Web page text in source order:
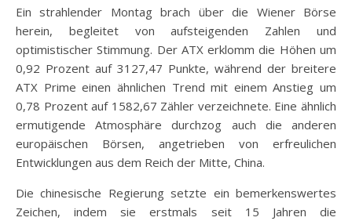
Ein strahlender Montag brach über die Wiener Börse
herein, begleitet von aufsteigenden Zahlen und
optimistischer Stimmung. Der ATX erklomm die Höhen um
0,92 Prozent auf 3127,47 Punkte, während der breitere
ATX Prime einen ähnlichen Trend mit einem Anstieg um
0,78 Prozent auf 1582,67 Zähler verzeichnete. Eine ähnlich
ermutigende Atmosphäre durchzog auch die anderen
europäischen Börsen, angetrieben von erfreulichen
Entwicklungen aus dem Reich der Mitte, China.
Die chinesische Regierung setzte ein bemerkenswertes
Zeichen, indem sie erstmals seit 15 Jahren die